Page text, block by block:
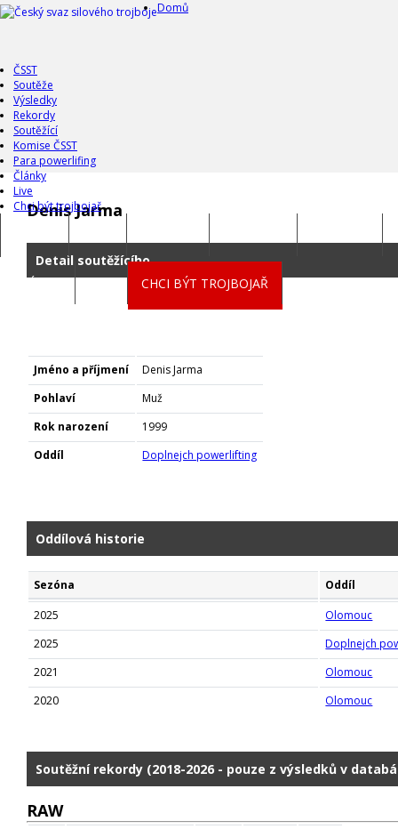
Domů
ČSST
Soutěže
Výsledky
Rekordy
Soutěžící
Komise ČSST
Para powerlifing
Články
Live
Chci být trojbojař
ČLÁNKY LIVE CHCI BÝT TROJBOJAŘ
Denis Jarma
Detail soutěžícího
Jméno a příjmení
Denis Jarma
Pohlaví
Muž
Rok narození
1999
Oddíl
Doplnejch powerlifting
Oddílová historie
Sezóna
Oddíl
2025
Olomouc
2025
Doplnejch
2021
Olomouc
2020
Olomouc
Soutěžní rekordy (2018-2026 - pouze z výsledků v
RAW